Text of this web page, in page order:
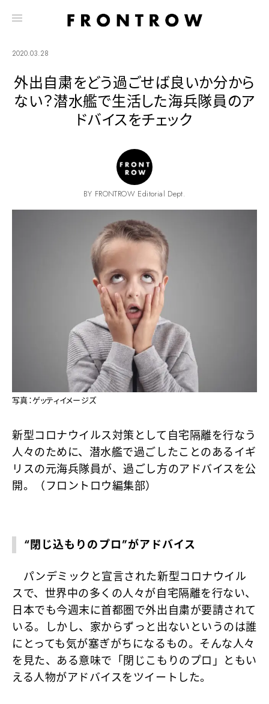
2020.03.28
外出自粛をどう過ごせば良いか分から
ない？潜水艦で生活した海兵隊員のア
ドバイスをチェック
BY FRONTROW Editorial Dept.
写真：ゲッティイメージズ
新型コロナウイルス対策として自宅隔離を行なう
人々のために、潜水艦で過ごしたことのあるイギ
リスの元海兵隊員が、過ごし方のアドバイスを公
開。（フロントロウ編集部）
“閉じ込もりのプロ”がアドバイス
パンデミックと宣言された新型コロナウイル
スで、世界中の多くの人々が自宅隔離を行ない、
日本でも今週末に首都圏で外出自粛が要請されて
いる。しかし、家からずっと出ないというのは誰
にとっても気が塞ぎがちになるもの。そんな人々
を見た、ある意味で「閉じこもりのプロ」ともい
える人物がアドバイスをツイートした。